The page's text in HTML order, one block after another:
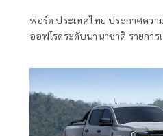
ฟอร์ด ประเทศไทย ประกาศควา
ออฟโรดระดับนานาชาติ รายการ